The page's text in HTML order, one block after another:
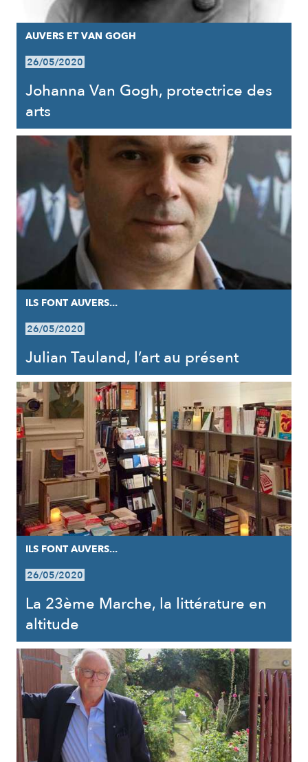
AUVERS ET VAN GOGH
26/05/2020
Johanna Van Gogh, protectrice des
arts
ILS FONT AUVERS...
26/05/2020
Julian Tauland, l’art au présent
ILS FONT AUVERS...
26/05/2020
La 23ème Marche, la littérature en
altitude